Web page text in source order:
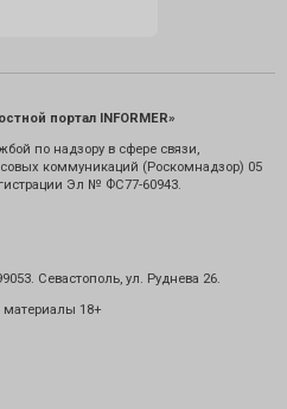
портал INFORMER»
по надзору в сфере связи,
коммуникаций (Роскомнадзор) 05
Эл № ФС77-60943.
Севастополь, ул. Руднева 26.
материалы 18+